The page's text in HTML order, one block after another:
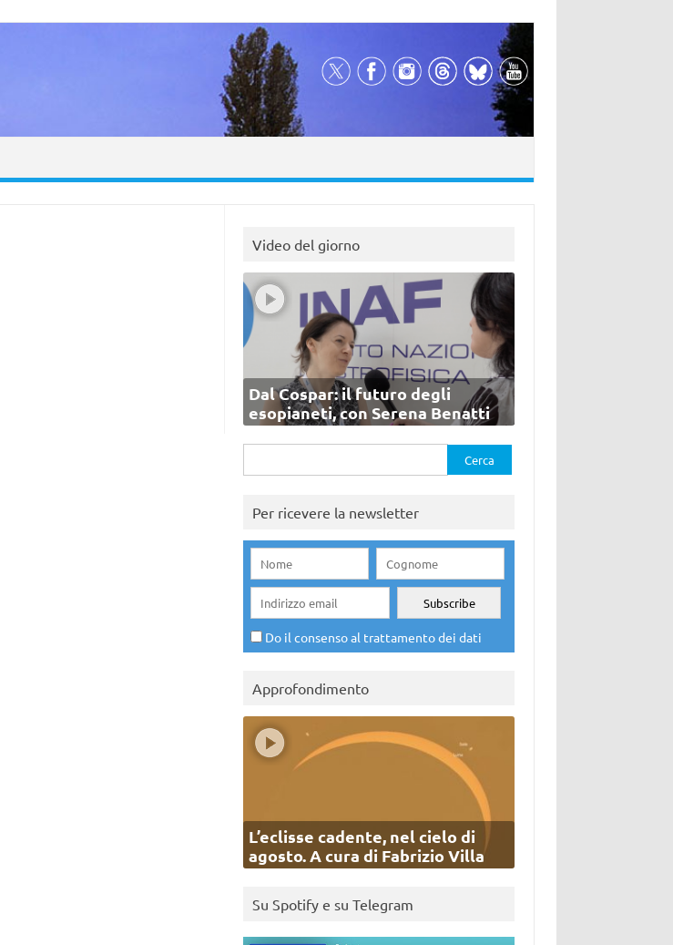
Video del giorno
Dal Cospar: il futuro degli
esopianeti, con Serena Benatti
per:
Per ricevere la newsletter
Do il consenso al trattamento dei dati
Approfondimento
L’eclisse cadente, nel cielo di
agosto. A cura di Fabrizio Villa
Su Spotify e su Telegram